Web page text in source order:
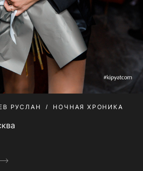
РУСЛАН НОЧНАЯ ХРОНИКА